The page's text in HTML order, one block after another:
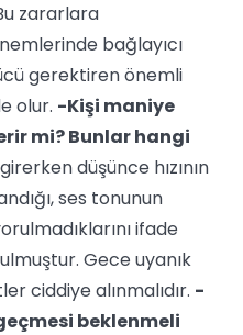
zararlara
bağlayıcı
gerektiren önemli
olur. -Kişi maniye
mi? Bunlar hangi
düşünce hızının
ses tonunun
ifade
Gece uyanık
ciddiye alınmalıdır. -
beklenmeli